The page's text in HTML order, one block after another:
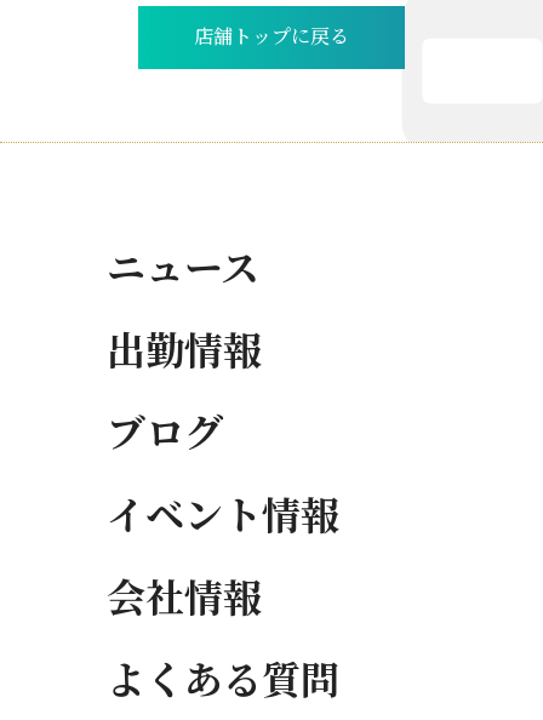
店舗トップに戻る
ニュース
出勤情報
ブログ
イベント情報
会社情報
よくある質問